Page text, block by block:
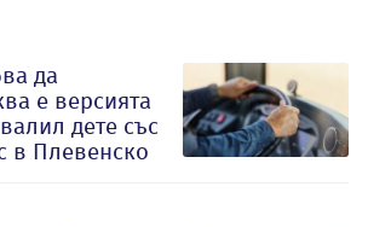
да
е версията
дете със
в Плевенско